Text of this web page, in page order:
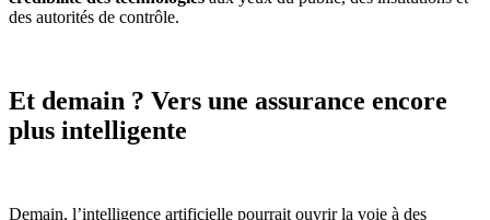
des autorités de contrôle.
Et demain ? Vers une assurance encore
plus intelligente
Demain, l’intelligence artificielle pourrait ouvrir la voie à des